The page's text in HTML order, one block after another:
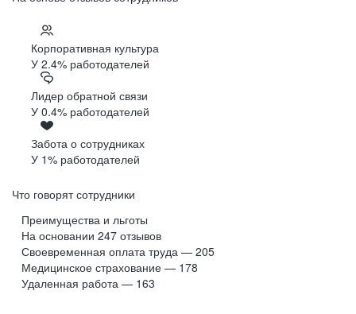
Корпоративная культура
У 2.4% работодателей
Лидер обратной связи
У 0.4% работодателей
Забота о сотрудниках
У 1% работодателей
Что говорят сотрудники
Преимущества и льготы
На основании 247 отзывов
Своевременная оплата труда — 205
Медицинское страхование — 178
Удаленная работа — 163